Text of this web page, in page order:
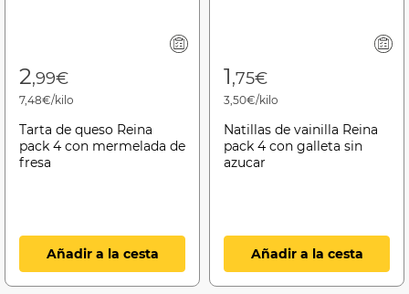
2,99€
7,48€/kilo
Tarta de queso Reina
pack 4 con mermelada de
fresa
Añadir a la cesta
1,75€
3,50€/kilo
Natillas de vainilla Reina
pack 4 con galleta sin
azucar
Añadir a la cesta